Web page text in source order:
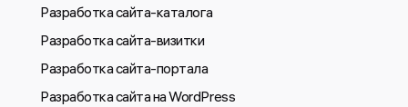
Разработка сайта-каталога
Разработка сайта-визитки
Разработка сайта-портала
Разработка сайта на WordPress